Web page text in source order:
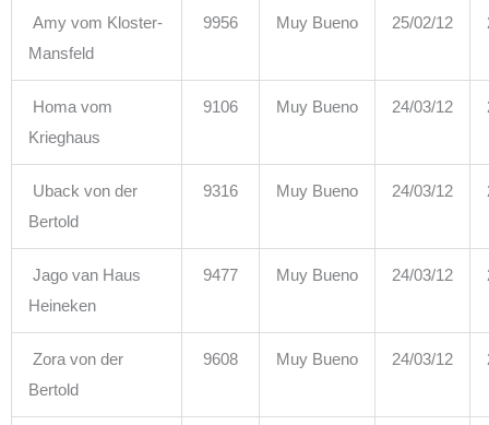
Amy vom Kloster-
Mansfeld
9956 Muy Bueno 25/02/12
Homa vom
Krieghaus
9106 Muy Bueno 24/03/12
Uback von der
Bertold
9316 Muy Bueno 24/03/12
Jago van Haus
Heineken
9477 Muy Bueno 24/03/12
Zora von der
Bertold
9608 Muy Bueno 24/03/12